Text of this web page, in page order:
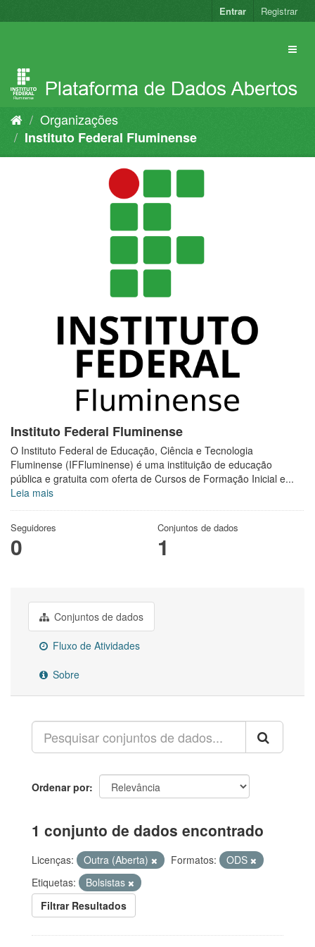
para
Entrar Registrar
Organizações
Instituto Federal Fluminense
Instituto Federal Fluminense
O Instituto Federal de Educação, Ciência e Tecnologia
Fluminense (IFFluminense) é uma instituição de educação
pública e gratuita com oferta de Cursos de Formação Inicial e...
Leia mais
Seguidores
0
Conjuntos de dados
1
Conjuntos de dados
Fluxo de Atividades
Sobre
Ordenar por
1 conjunto de dados encontrado
Licenças: Outra (Aberta) Formatos:
ODS
Etiquetas:
Bolsistas
Filtrar Resultados